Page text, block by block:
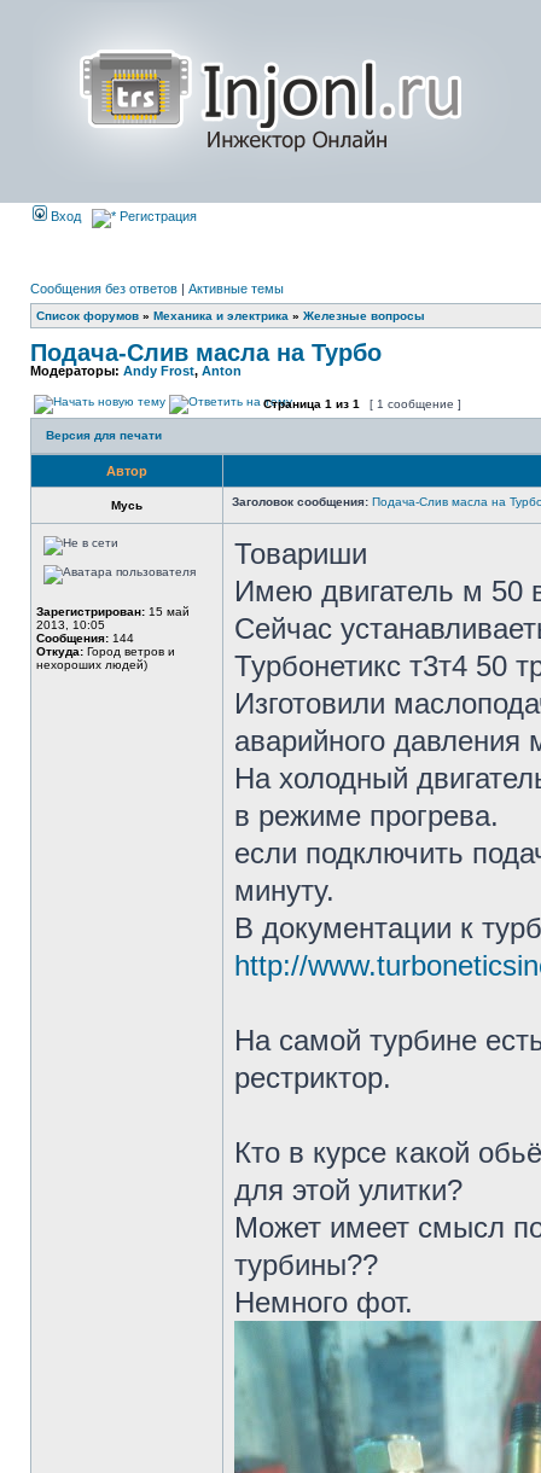
Вход Регистрация
Сообщения без ответов | Активные темы
Список форумов » Механика и электрика » Железные вопросы
Подача-Слив масла на Турбо
Модераторы: Andy Frost, Anton
Страница 1 из 1 [ 1 сообщение ]
Версия для печати
Автор
Мусь Заголовок сообщения: Подача-Слив масла на
Зарегистрирован: 15 май
2013, 10:05
Сообщения: 144
Откуда: Город ветров и
нехороших людей)
Товариши
Имею двигатель м 50
Сейчас
Турбонетикс т3т4 50
Изготовили
аварийного давления
На холодный
в режиме прогрева.
если подключить
минуту.
В документации к
http://
На самой турбине
рестриктор.
Кто в курсе какой
для этой улитки?
Может имеет смысл
турбины??
Немного фот.